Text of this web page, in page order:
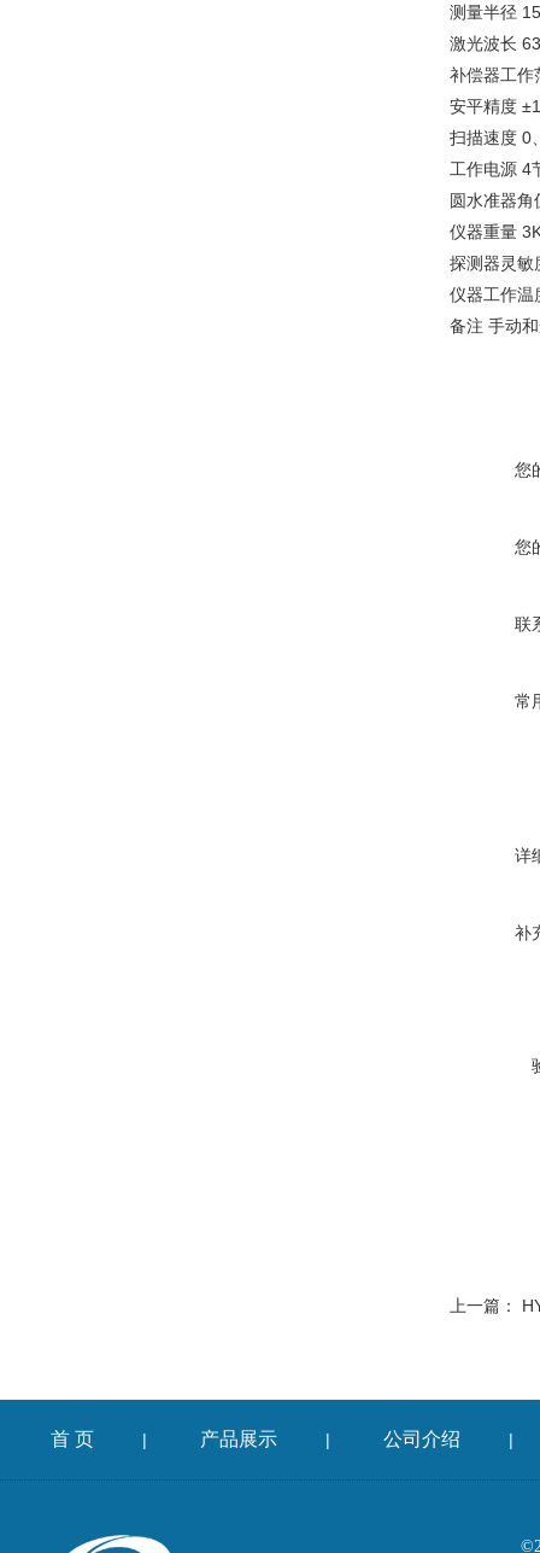
测量半径
激光波长
补偿器工作
安平精度
扫描速度 0
工作电源 4
圆水准器角
仪器重量
探测器灵敏
仪器工作温
备注 手动
您
您
联
常
详
补
上一篇：
首 页 | 产品展示 | 公司介绍 |